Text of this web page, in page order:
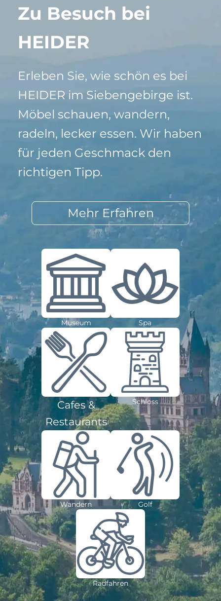
Zu Besuch bei
HEIDER
Erleben Sie, wie schön es bei
HEIDER im Siebengebirge ist.
Möbel schauen, wandern,
radeln, lecker essen. Wir haben
für jeden Geschmack den
richtigen Tipp.
Mehr Erfahren
Museum Spa
Cafes &
Restaurants
Schloss
Wandern Golf
Radfahren